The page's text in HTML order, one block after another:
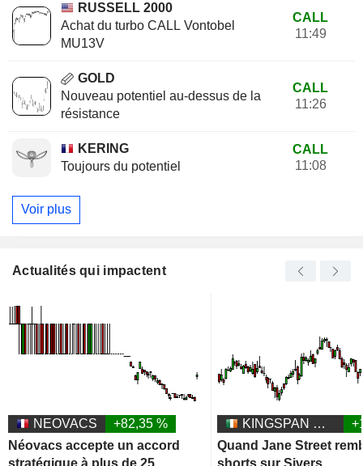
RUSSELL 2000
Achat du turbo CALL Vontobel
MU13V
CALL
11:49
GOLD
Nouveau potentiel au-dessus de la
résistance
CALL
11:26
KERING
Toujours du potentiel
CALL
11:08
Voir plus
Actualités qui impactent
NEOVACS
+82,35 %
Néovacs accepte un accord
stratégique à plus de 25
KINGSPAN GROUP PLC
Quand Jane Street
shorts sur Sivers